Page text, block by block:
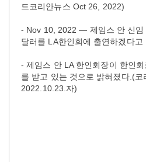
드코리안뉴스 Oct 26, 2022)
- Nov 10, 2022 — 제임스 안 신임
달러를 LA한인회에 출연하겠다
- 제임스 안 LA 한인회장이 한인
를 받고 있는 것으로 밝혀졌다.(코
2022.10.23.자)